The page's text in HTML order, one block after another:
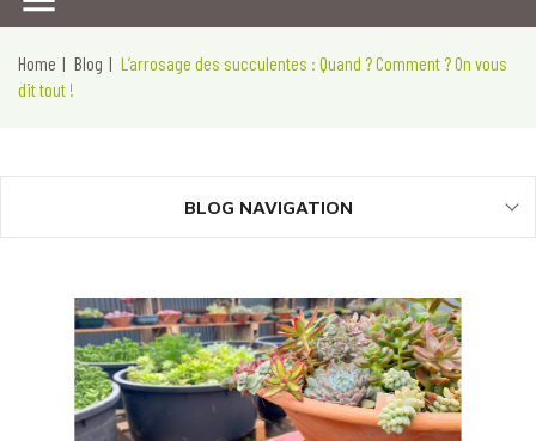
Home Blog
L’arrosage des succulentes : Quand ? Comment ? On vous
dit tout !
BLOG NAVIGATION